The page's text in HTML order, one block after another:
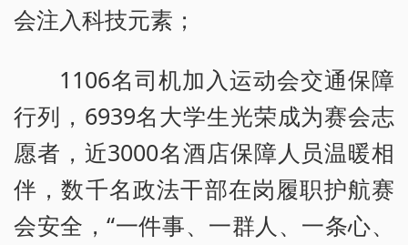
会注入科技元素；
1106名司机加入运动会交通保障
行列，6939名大学生光荣成为赛会志
愿者，近3000名酒店保障人员温暖相
伴，数千名政法干部在岗履职护航赛
会安全，“一件事、一群人、一条心、